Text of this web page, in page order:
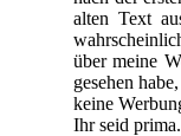
alten Text
über meine
gesehen
keine
Ihr seid